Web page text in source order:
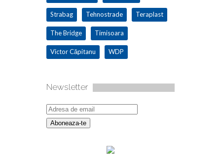
Strabag Tehnostrade Teraplast
The Bridge Timisoara
Victor Căpitanu WDP
Newsletter